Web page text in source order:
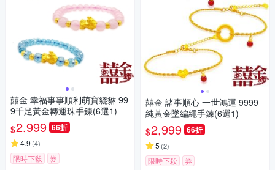
囍金 幸福事事順利萌寶貔貅 99
9千足黃金轉運珠手鍊(6選1)
$2,999 66折
4.9 (4)
限時下殺 券
囍金 諸事順心 一世鴻運 9999
純黃金墜編繩手鍊(6選1)
$2,999 66折
5 (2)
限時下殺 券